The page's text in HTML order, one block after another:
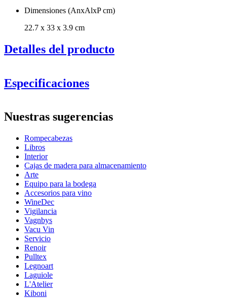
Dimensiones (AnxAlxP cm)
22.7 x 33 x 3.9 cm
Detalles del producto
Lo que obtendrá
Especificaciones
Número de productoWWSPAIN
Dimensiones (AnxAlxP cm)
Altura (cm)
Ancho (cm)22.7
Peso (kg)
Profundidad (cm)3.9
Nuestras sugerencias
Rompecabezas
Libros
Interior
Cajas de madera para almacenamiento
Arte
Equipo para la bodega
Accesorios para vino
WineDec
Vigilancia
Vagnbys
Vacu Vin
Servicio
Renoir
Pulltex
Legnoart
Laguiole
L'Atelier
Kiboni